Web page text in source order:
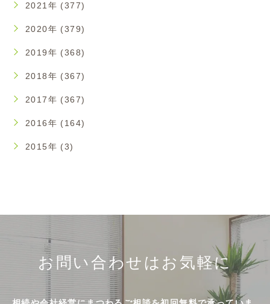
2021年 (377)
2020年 (379)
2019年 (368)
2018年 (367)
2017年 (367)
2016年 (164)
2015年 (3)
お問い合わせはお気軽に